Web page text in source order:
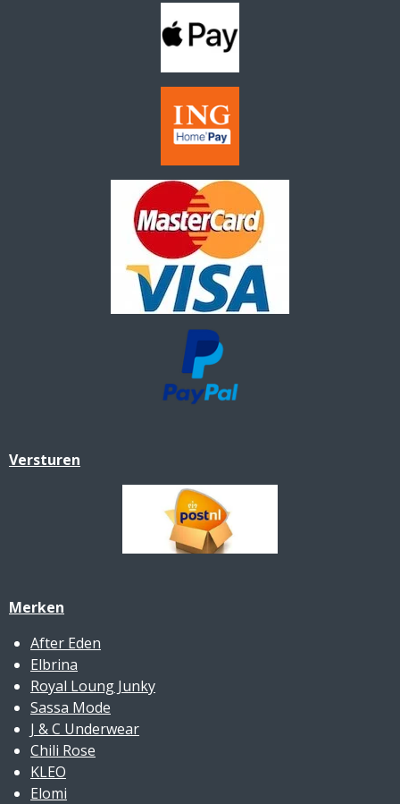
Versturen
Merken
After Eden
Elbrina
Royal Loung Junky
Sassa Mode
J & C Underwear
Chili Rose
KLEO
Elomi